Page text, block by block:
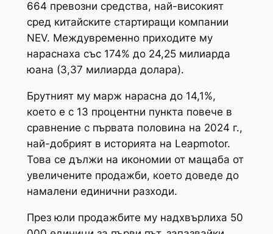
664 превозни средства, най-високият
сред китайските стартиращи компании
NEV. Междувременно приходите му
нараснаха със 174% до 24,25 милиарда
юана (3,37 милиарда долара).
Брутният му марж нарасна до 14,1%,
което е с 13 процентни пункта повече в
сравнение с първата половина на 2024 г.,
най-добрият в историята на Leapmotor.
Това се дължи на икономии от мащаба от
увеличените продажби, което доведе до
намалени единични разходи.
През юли продажбите му надхвърлиха 50